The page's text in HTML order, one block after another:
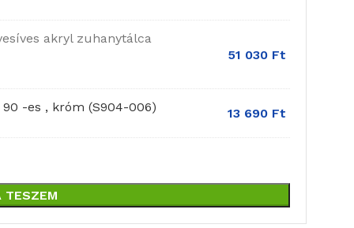
akryl zuhanytálca
51 030 Ft
90 -es , króm (S904-006) 13 690 Ft
TESZEM